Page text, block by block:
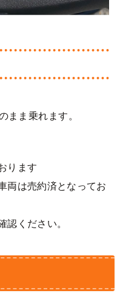
まま乗れます。
ります
両は売約済となってお
認ください。